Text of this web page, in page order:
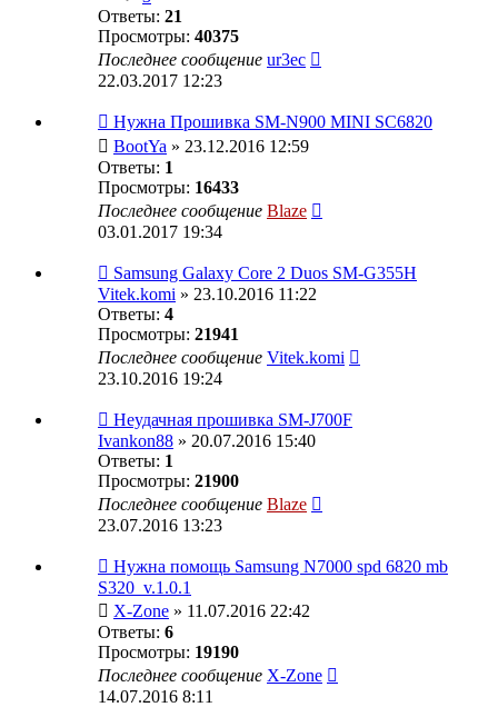
Ответы: 21
Просмотры: 40375
Последнее сообщение ur3ec
22.03.2017 12:23
Нужна Прошивка SM-N900 MINI SC6820
BootYa » 23.12.2016 12:59
Ответы: 1
Просмотры: 16433
Последнее сообщение Blaze
03.01.2017 19:34
Samsung Galaxy Core 2 Duos SM-G355H
Vitek.komi » 23.10.2016 11:22
Ответы: 4
Просмотры: 21941
Последнее сообщение Vitek.komi
23.10.2016 19:24
Неудачная прошивка SM-J700F
Ivankon88 » 20.07.2016 15:40
Ответы: 1
Просмотры: 21900
Последнее сообщение Blaze
23.07.2016 13:23
Нужна помощь Samsung N7000 spd 6820 mb
S320_v.1.0.1
X-Zone » 11.07.2016 22:42
Ответы: 6
Просмотры: 19190
Последнее сообщение X-Zone
14.07.2016 8:11